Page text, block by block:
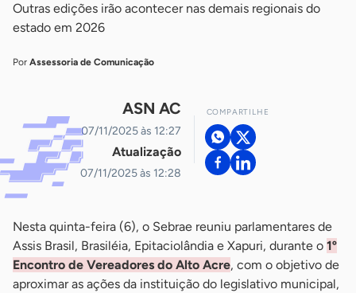
Outras edições irão acontecer nas demais regionais do
estado em 2026
Por Assessoria de Comunicação
ASN AC
07/11/2025 às 12:27
Atualização
07/11/2025 às 12:28
COMPARTILHE
Nesta quinta-feira (6), o Sebrae reuniu parlamentares de
Assis Brasil, Brasiléia, Epitaciolândia e Xapuri, durante o 1º
Encontro de Vereadores do Alto Acre, com o objetivo de
aproximar as ações da instituição do legislativo municipal,